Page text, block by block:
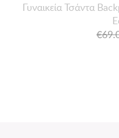
Γυναικεία Τσάντα